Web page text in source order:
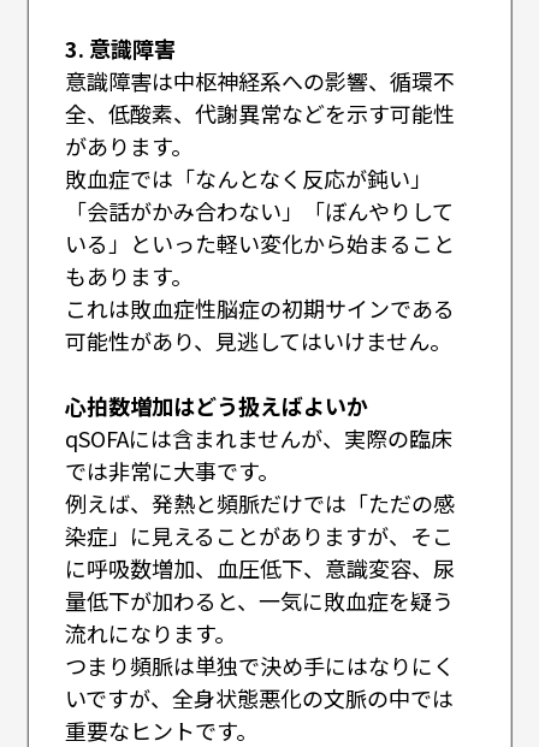
3. 意識障害
意識障害は中枢神経系への影響、循環不
全、低酸素、代謝異常などを示す可能性
があります。
敗血症では「なんとなく反応が鈍い」
「会話がかみ合わない」「ぼんやりして
いる」といった軽い変化から始まること
もあります。
これは敗血症性脳症の初期サインである
可能性があり、見逃してはいけません。
心拍数増加はどう扱えばよいか
qSOFAには含まれませんが、実際の臨床
では非常に大事です。
例えば、発熱と頻脈だけでは「ただの感
染症」に見えることがありますが、そこ
に呼吸数増加、血圧低下、意識変容、尿
量低下が加わると、一気に敗血症を疑う
流れになります。
つまり頻脈は単独で決め手にはなりにく
いですが、全身状態悪化の文脈の中では
重要なヒントです。